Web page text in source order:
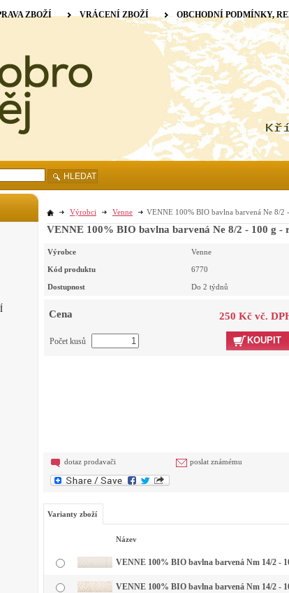
Výrobci Venne VENNE 100% BIO bavlna barvená Ne 8/2
VENNE 100% BIO bavlna barvená Ne 8/2 - 100 g -
Výrobce Venne
Kód produktu 6770
Dostupnost Do 2 týdnů
Cena 250 Kč vč.
KOUPIT
Počet kusů
dotaz prodavači poslat známému
Varianty zboží
Název
VENNE 100% BIO bavlna barvená Nm 14/2 -
VENNE 100% BIO bavlna barvená Nm 14/2 -
ZBOŽÍ VRÁCENÍ ZBOŽÍ OBCHODNÍ PODMÍNKY,
HLEDAT